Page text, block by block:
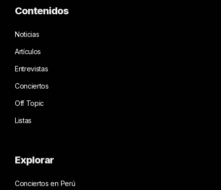
Contenidos
Noticias
Artículos
Entrevistas
Conciertos
Off Topic
Listas
Explorar
Conciertos en Perú